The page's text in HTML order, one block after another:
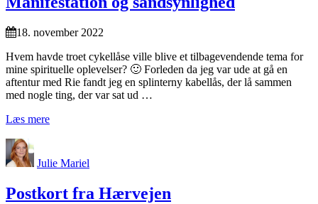
18. november 2022
Hvem havde troet cykellåse ville blive et tilbagevendende tema for
mine spirituelle oplevelser? 🙂 Forleden da jeg var ude at gå en
aftentur med Rie fandt jeg en splinterny kabellås, der lå sammen
med nogle ting, der var sat ud …
Læs mere
Julie Mariel
Postkort fra Hærvejen